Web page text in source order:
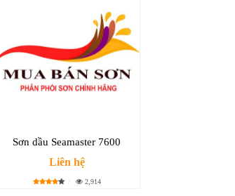
Sơn dầu Seamaster 7600
Liên hệ
2,914